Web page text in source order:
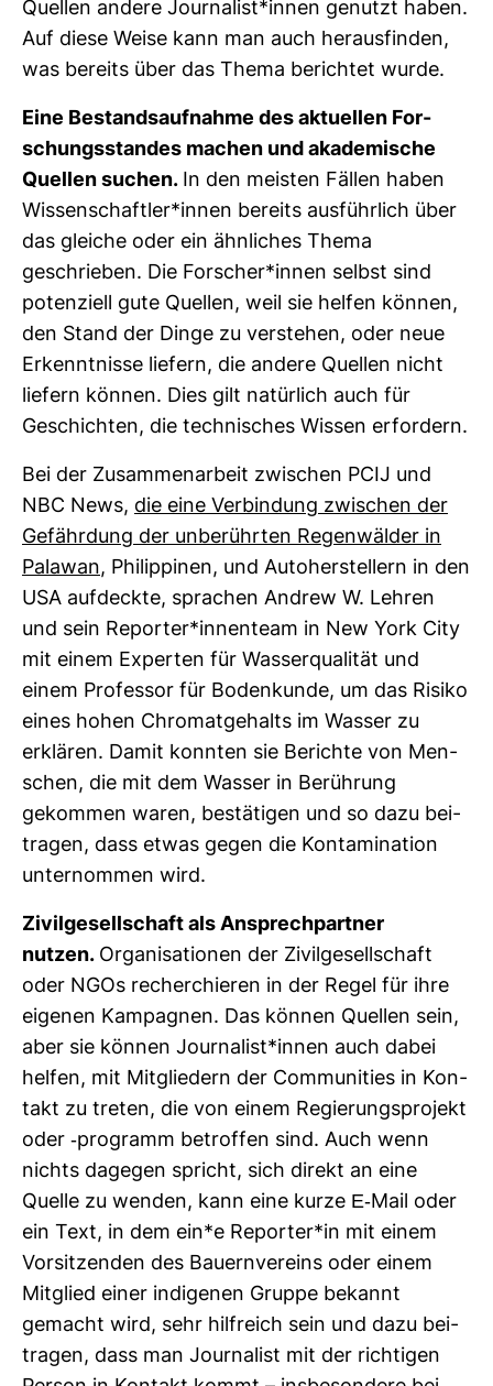
Quellen andere Jour­na­list*innen genutzt haben.
Auf diese Weise kann man auch her­aus­finden,
was bereits über das Thema berichtet wurde.
Eine Bestands­auf­nahme des aktu­ellen For­
schungs­standes machen und aka­de­mi­sche
Quellen suchen. In den meisten Fällen haben
Wis­sen­schaftler*innen bereits aus­führ­lich über
das gleiche oder ein ähn­li­ches Thema
geschrieben. Die For­scher*innen selbst sind
poten­ziell gute Quellen, weil sie helfen können,
den Stand der Dinge zu ver­stehen, oder neue
Erkennt­nisse lie­fern, die andere Quellen nicht
lie­fern können. Dies gilt natür­lich auch für
Geschichten, die tech­ni­sches Wissen erfor­dern.
Bei der Zusam­men­ar­beit zwi­schen PCIJ und
NBC News, die eine Ver­bin­dung zwi­schen der
Gefähr­dung der unbe­rührten Regen­wälder in
Palawan, Phil­ip­pinen, und Auto­her­stel­lern in den
USA auf­deckte, spra­chen Andrew W. Lehren
und sein Reporter*innen­team in New York City
mit einem Experten für Was­ser­qua­lität und
einem Pro­fessor für Boden­kunde, um das Risiko
eines hohen Chro­mat­ge­halts im Wasser zu
erklären. Damit konnten sie Berichte von Men­
schen, die mit dem Wasser in Berüh­rung
gekommen waren, bestä­tigen und so dazu bei­
tragen, dass etwas gegen die Kon­ta­mi­na­tion
unter­nommen wird.
Zivil­ge­sell­schaft als Ansprech­partner
nutzen. Orga­ni­sa­tionen der Zivil­ge­sell­schaft
oder NGOs recher­chieren in der Regel für ihre
eigenen Kam­pa­gnen. Das können Quellen sein,
aber sie können Jour­na­list*innen auch dabei
helfen, mit Mit­glie­dern der Com­mu­nities in Kon­
takt zu treten, die von einem Regie­rungs­pro­jekt
oder -​pro­gramm betroffen sind. Auch wenn
nichts dagegen spricht, sich direkt an eine
Quelle zu wenden, kann eine kurze E-​Mail oder
ein Text, in dem ein*e Reporter*in mit einem
Vor­sit­zenden des Bau­ern­ver­eins oder einem
Mit­glied einer indi­genen Gruppe bekannt
gemacht wird, sehr hilf­reich sein und dazu bei­
tragen, dass man Jour­na­list mit der rich­tigen